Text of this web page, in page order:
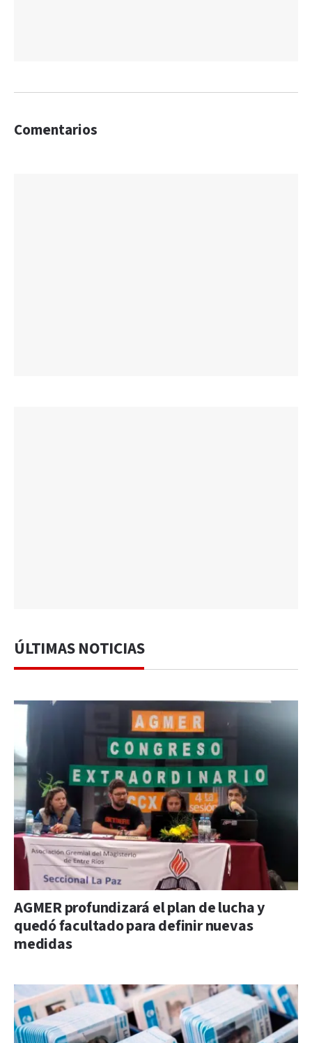
Comentarios
ÚLTIMAS NOTICIAS
AGMER profundizará el plan de lucha y
quedó facultado para definir nuevas
medidas